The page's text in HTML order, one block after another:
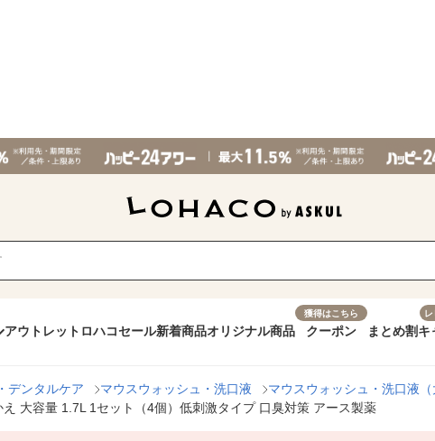
アウトレット ロハコセール新着商品オリジナル商品
獲得はこちら
クーポン まとめ割キ
デンタルケア マウスウォッシュ・洗口液
マウスウォッシュ・洗口液
大容量 1.7L 1セット（4個）低刺激タイプ 口臭対策 アース製薬